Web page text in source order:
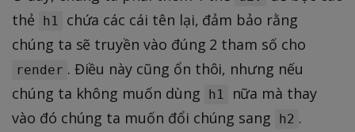
thẻ
h1
chứa các cái tên lại, đảm bảo rằng
chúng ta sẽ truyền vào đúng 2 tham số cho
render . Điều này cũng ổn thôi, nhưng nếu
chúng ta không muốn dùng
h1
nữa mà thay
vào đó chúng ta muốn đổi chúng sang
h2 .